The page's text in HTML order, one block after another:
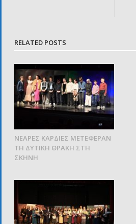
RELATED POSTS
ΝΕΑΡΕΣ ΚΑΡΔΙΕΣ ΜΕΤΕΦΕΡΑΝ
ΤΗ ΔΥΤΙΚΗ ΘΡΑΚΗ ΣΤΗ
ΣΚΗΝΗ